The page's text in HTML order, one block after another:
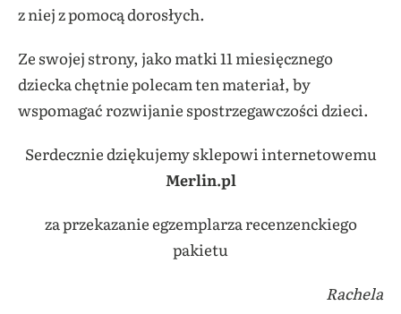
z niej z pomocą dorosłych.
Ze swojej strony, jako matki 11 miesięcznego
dziecka chętnie polecam ten materiał, by
wspomagać rozwijanie spostrzegawczości dzieci.
Serdecznie dziękujemy sklepowi internetowemu
Merlin.pl
za przekazanie egzemplarza recenzenckiego
pakietu
Rachela